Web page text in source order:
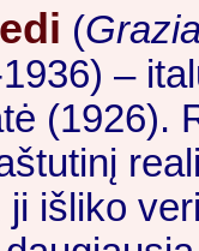
(
–
(1926).
ji išliko